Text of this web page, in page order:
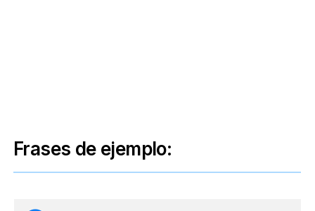
Frases de ejemplo: